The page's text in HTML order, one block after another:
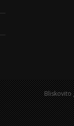
Bliskovito